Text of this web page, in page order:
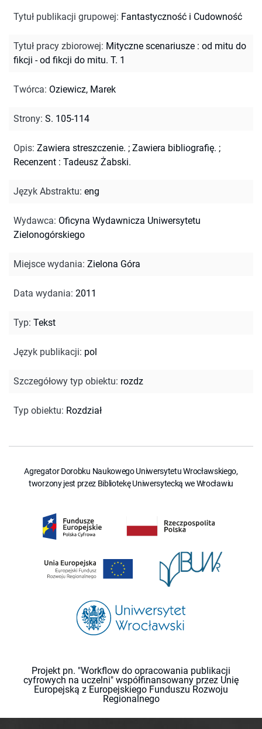
Tytuł publikacji grupowej: Fantastyczność i Cudowność
Tytuł pracy zbiorowej: Mityczne scenariusze : od mitu do
fikcji - od fikcji do mitu. T. 1
Twórca: Oziewicz, Marek
Strony: S. 105-114
Opis: Zawiera streszczenie. ; Zawiera bibliografię. ;
Recenzent : Tadeusz Żabski.
Język Abstraktu: eng
Wydawca: Oficyna Wydawnicza Uniwersytetu
Zielonogórskiego
Miejsce wydania: Zielona Góra
Data wydania: 2011
Typ: Tekst
Język publikacji: pol
Szczegółowy typ obiektu: rozdz
Typ obiektu: Rozdział
Agregator Dorobku Naukowego Uniwersytetu Wrocławskiego,
tworzony jest przez Bibliotekę Uniwersytecką we Wrocławiu
Projekt pn. "Workflow do opracowania publikacji
cyfrowych na uczelni" współfinansowany przez Unię
Europejską z Europejskiego Funduszu Rozwoju
Regionalnego